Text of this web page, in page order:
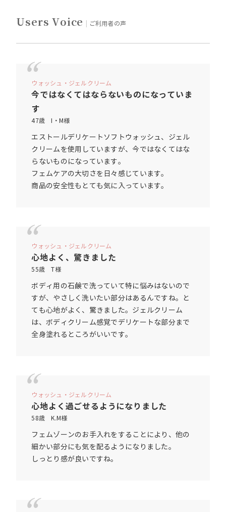
Users Voice ご利用者の声
ウォッシュ・ジェルクリーム
今ではなくてはならないものになっていま
す
47歳 I・M様
エストールデリケートソフトウォッシュ、ジェル
クリームを使用していますが、今ではなくてはな
らないものになっています。
フェムケアの大切さを日々感じています。
商品の安全性もとても気に入っています。
ウォッシュ・ジェルクリーム
心地よく、驚きました
55歳 T様
ボディ用の石鹸で洗っていて特に悩みはないので
すが、やさしく洗いたい部分はあるんですね。と
ても心地がよく、驚きました。ジェルクリーム
は、ボディクリーム感覚でデリケートな部分まで
全身塗れるところがいいです。
ウォッシュ・ジェルクリーム
心地よく過ごせるようになりました
58歳 K.M様
フェムゾーンのお手入れをすることにより、他の
細かい部分にも気を配るようになりました。
しっとり感が良いですね。